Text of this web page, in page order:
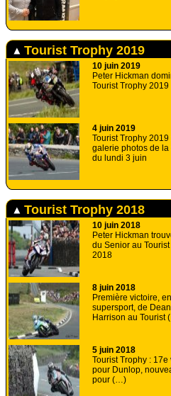
Tourist Trophy 2019
10 juin 2019
Peter Hickman
Tourist Trophy 2019
4 juin 2019
Tourist Trophy 2019
galerie photos de la
du lundi 3 juin
Tourist Trophy 2018
10 juin 2018
Peter Hickman
du Senior au
2018
8 juin 2018
Première victoire, en
supersport, de Dean
Harrison au Tourist
5 juin 2018
Tourist Trophy : 17e
pour Dunlop,
pour (…)